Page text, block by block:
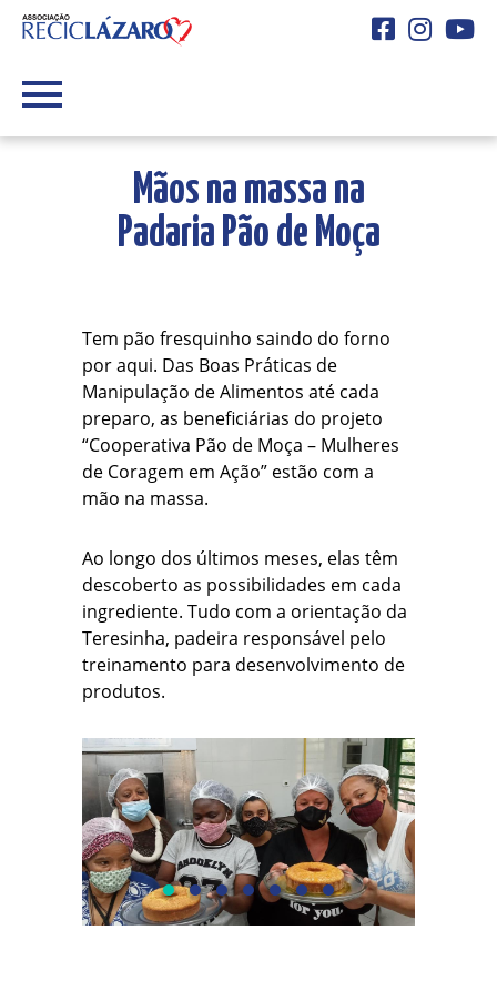
Facebook
Mãos na massa na
Padaria Pão de Moça
Tem pão fresquinho saindo do forno
por aqui. Das Boas Práticas de
Manipulação de Alimentos até cada
preparo, as beneficiárias do projeto
“Cooperativa Pão de Moça – Mulheres
de Coragem em Ação” estão com a
mão na massa.
Ao longo dos últimos meses, elas têm
descoberto as possibilidades em cada
ingrediente. Tudo com a orientação da
Teresinha, padeira responsável pelo
treinamento para desenvolvimento de
produtos.